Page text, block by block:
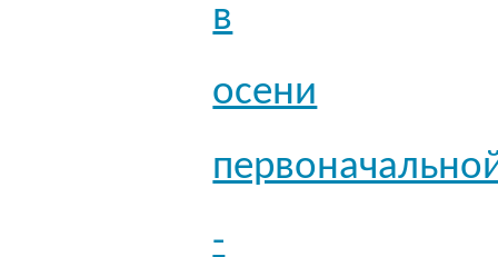
в
осени
-